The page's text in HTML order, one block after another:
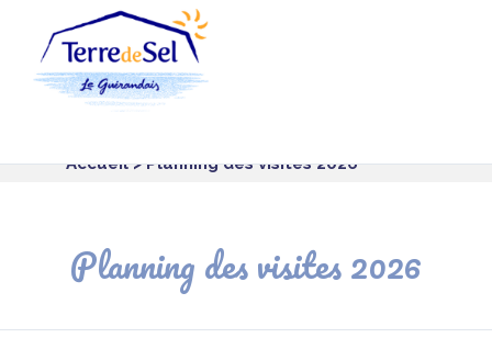
Accueil> Planning des visites 2026
Planning des visites 2026
Panneau de gestion des cookies